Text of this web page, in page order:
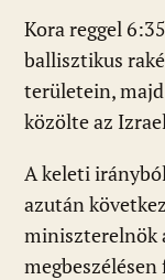
Kora reggel
ballisztikus
területein,
közölte az
A keleti
azután
miniszterelnök